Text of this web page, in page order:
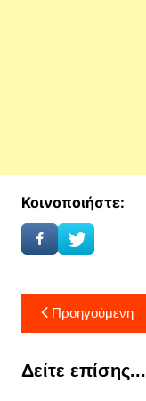
Κοινοποιήστε:
Πλοήγηση
άρθρων
Προηγούμενη
Δείτε επίσης...